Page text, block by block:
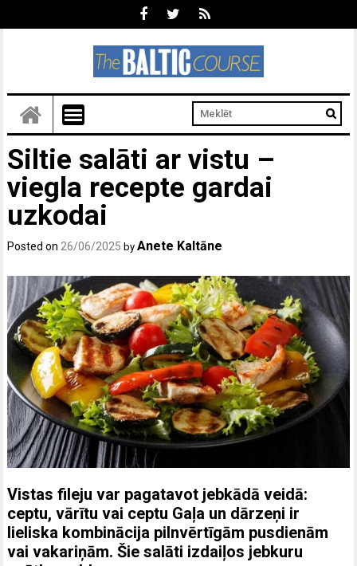
Siltie salāti ar vistu –
viegla recepte gardai
uzkodai
Posted on 26/06/2025 byAnete Kaltāne
Vistas fileju var pagatavot jebkādā veidā:
ceptu, vārītu vai ceptu Gaļa un dārzeņi ir
lieliska kombinācija pilnvērtīgām pusdienām
vai vakariņām. Šie salāti izdaiļos jebkuru